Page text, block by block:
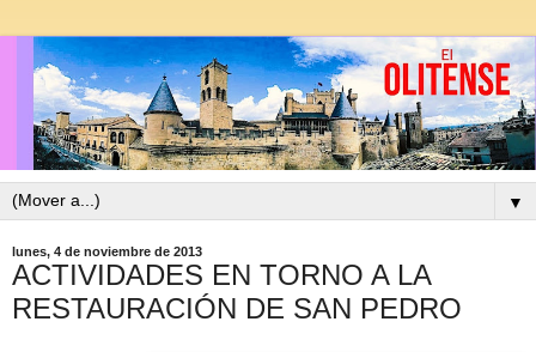
▼
lunes, 4 de noviembre de 2013
ACTIVIDADES EN TORNO A LA
RESTAURACIÓN DE SAN PEDRO